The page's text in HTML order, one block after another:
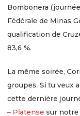
Bombonera
Fédérale de Minas
qualification de
83,6 %.
La même soirée,
groupes. Si tu veux
cette dernière
– Platense sur notre